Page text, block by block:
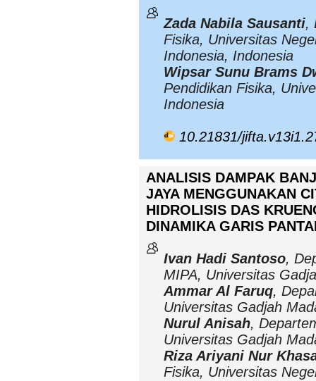
Zada Nabila Sausanti,
Fisika, Universitas
Indonesia, Indonesia
Wipsar Sunu Brams
Pendidikan Fisika,
Indonesia
10.21831/
ANALISIS DAMPAK
JAYA MENGGUNAKAN
HIDROLISIS DAS
DINAMIKA GARIS
Ivan Hadi Santoso,
MIPA, Universitas
Ammar Al Faruq,
Universitas Gadjah
Nurul Anisah,
Universitas Gadjah
Riza Ariyani Nur
Fisika, Universitas